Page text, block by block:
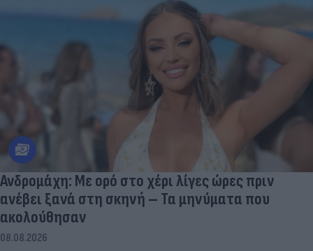
Ανδρομάχη: Με ορό στο χέρι λίγες ώρες πριν
ανέβει ξανά στη σκηνή – Τα μηνύματα που
ακολούθησαν
08.08.2026